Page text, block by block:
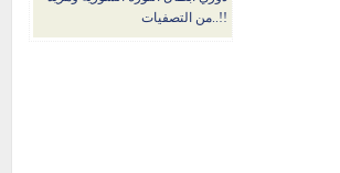
من التصفيات..!!